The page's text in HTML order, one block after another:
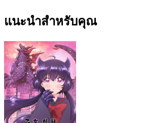
แนะนำสำหรับคุณ